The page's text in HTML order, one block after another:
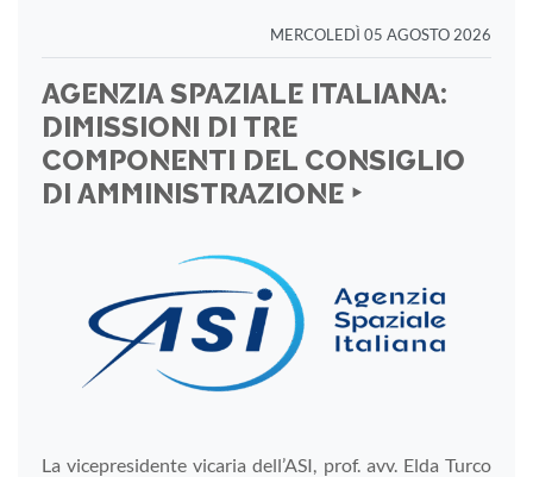
MERCOLEDÌ 05 AGOSTO 2026
AGENZIA SPAZIALE ITALIANA:
DIMISSIONI DI TRE
COMPONENTI DEL CONSIGLIO
DI AMMINISTRAZIONE ‣
La vicepresidente vicaria dell’ASI, prof. avv. Elda Turco